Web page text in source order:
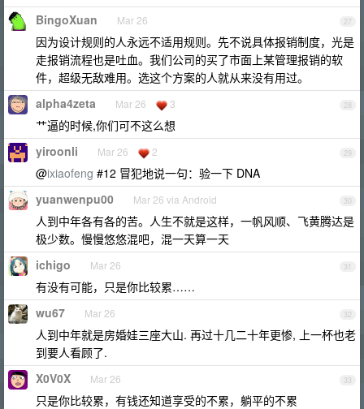
27
BingoXuan Mar 26
因为设计规则的人永远不适用规则。先不说具体报销制度，光是
走报销流程也是吐血。我们公司的买了市面上某管理报销的软
件，超级无敌难用。选这个方案的人就从来没有用过。
28
alpha4zeta Mar 26 3
艹逼的时候,你们可不这么想
29
yiroonli Mar 26 2
@ixiaofeng #12 冒犯地说一句：验一下 DNA
30
yuanwenpu00 Mar 26 via Android
人到中年各有各的苦。人生不就是这样，一帆风顺、飞黄腾达是
极少数。慢慢悠悠混吧，混一天算一天
31
ichigo Mar 26
有没有可能，只是你比较累……
32
wu67 Mar 26
人到中年就是房婚娃三座大山. 再过十几二十年更惨, 上一杯也老
到要人看顾了.
33
X0V0X Mar 26
只是你比较累，有钱还知道享受的不累，躺平的不累